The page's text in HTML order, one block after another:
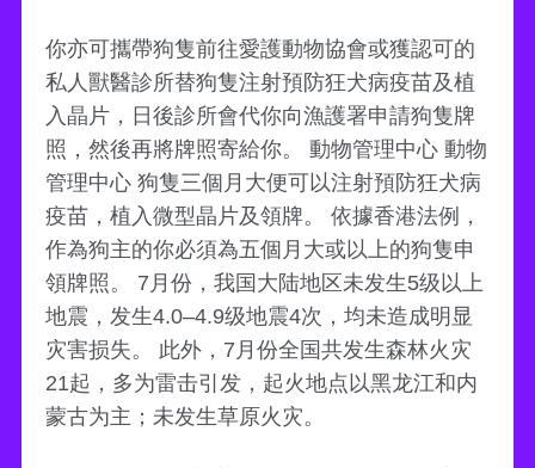
你亦可攜帶狗隻前往愛護動物協會或獲認可的
私人獸醫診所替狗隻注射預防狂犬病疫苗及植
入晶片，日後診所會代你向漁護署申請狗隻牌
照，然後再將牌照寄給你。 動物管理中心 動物
管理中心 狗隻三個月大便可以注射預防狂犬病
疫苗，植入微型晶片及領牌。 依據香港法例，
作為狗主的你必須為五個月大或以上的狗隻申
領牌照。 7月份，我国大陆地区未发生5级以上
地震，发生4.0–4.9级地震4次，均未造成明显
灾害损失。 此外，7月份全国共发生森林火灾
21起，多为雷击引发，起火地点以黑龙江和内
蒙古为主；未发生草原火灾。